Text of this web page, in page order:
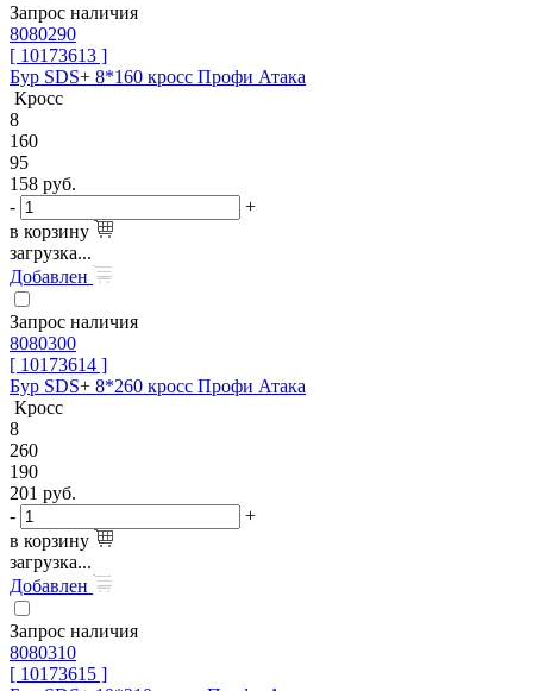
Запрос наличия
8080290
[ 10173613 ]
Бур SDS+ 8*160 кросс Профи Атака
Кросс
8
160
95
158 руб.
-
+
в корзину
загрузка...
Добавлен
Запрос наличия
8080300
[ 10173614 ]
Бур SDS+ 8*260 кросс Профи Атака
Кросс
8
260
190
201 руб.
-
+
в корзину
загрузка...
Добавлен
Запрос наличия
8080310
[ 10173615 ]